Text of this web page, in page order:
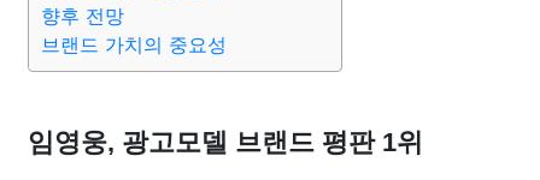
향후 전망
브랜드 가치의 중요성
임영웅, 광고모델 브랜드 평판 1위